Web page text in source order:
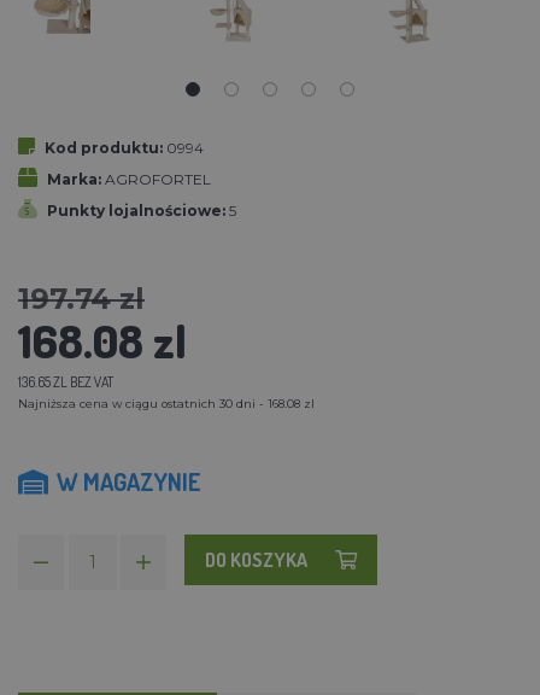
Kod produktu: 0994
Marka: AGROFORTEL
Punkty lojalnościowe: 5
197.74 zl
168.08 zl
136.65 ZL BEZ VAT
Najniższa cena w ciągu ostatnich 30 dni - 168.08 zl
W MAGAZYNIE
DO KOSZYKA